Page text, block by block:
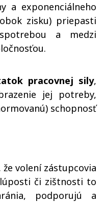
a exponenciálneho
zisku) priepasti
a
medzi
pracovnej sily,
jej potreby,
schopnosť
volenízástupcovia
či zištnosti to
podporujú a